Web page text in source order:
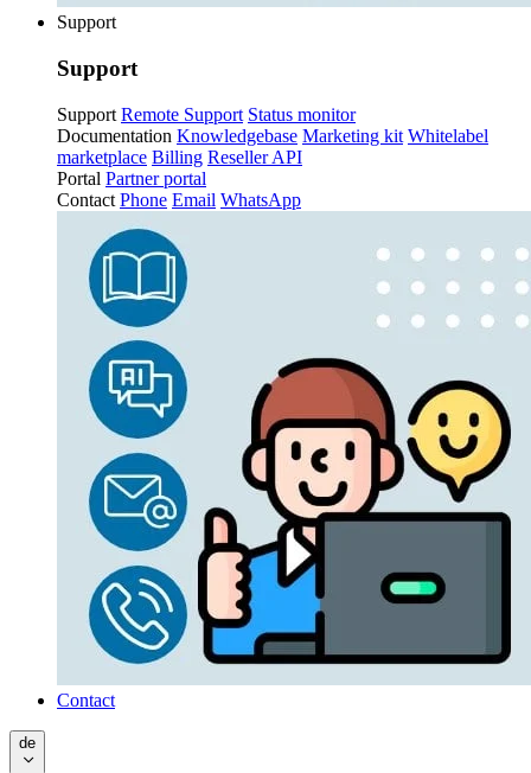
Support
Support
Support Remote Support Status monitor
Documentation Knowledgebase Marketing kit Whitelabel
marketplace Billing Reseller API
Portal Partner portal
Contact Phone Email WhatsApp
Contact
de